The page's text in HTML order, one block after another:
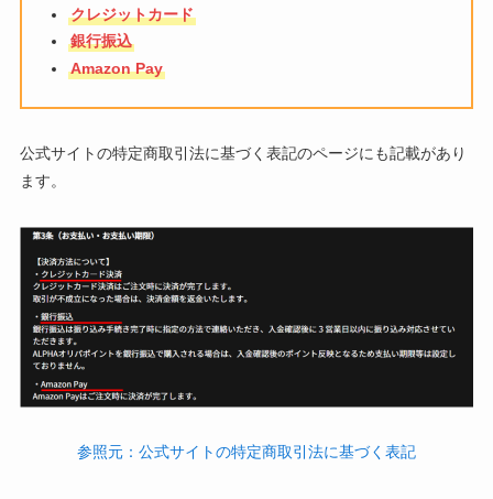
クレジットカード
銀行振込
Amazon Pay
公式サイトの特定商取引法に基づく表記のページにも記載があり
ます。
参照元：公式サイトの特定商取引法に基づく表記